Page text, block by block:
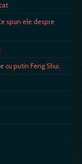
spun ele despre
cu putin Feng Shui.